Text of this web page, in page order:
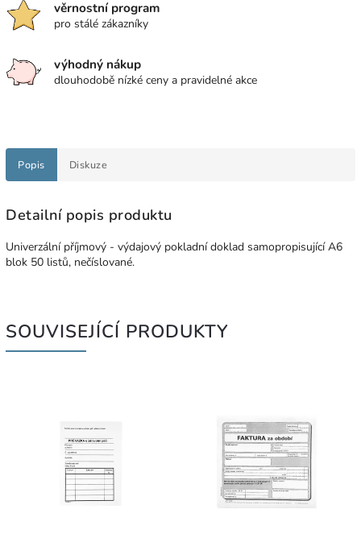
věrnostní program
pro stálé zákazníky
výhodný nákup
dlouhodobě nízké ceny a pravidelné akce
Popis Diskuze
Detailní popis produktu
Univerzální příjmový - výdajový pokladní doklad samopropisující A6
blok 50 listů, nečíslované.
SOUVISEJÍCÍ PRODUKTY